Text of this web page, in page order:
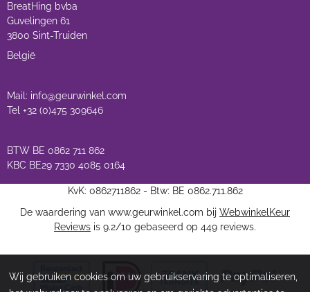
BreatHing bvba
Guvelingen 61
3800 Sint-Truiden
België
Mail: info@geurwinkel.com
Tel +32 (0)475 309646
BTW BE 0862 711 862
KBC BE29 7330 4085 0164
KvK: 0862711862 - Btw: BE 0862.711.862
De waardering van www.geurwinkel.com bij WebwinkelKeur
Reviews is 9.2/10 gebaseerd op 449 reviews.
Wij gebruiken cookies om uw gebruikservaring te optimaliseren,